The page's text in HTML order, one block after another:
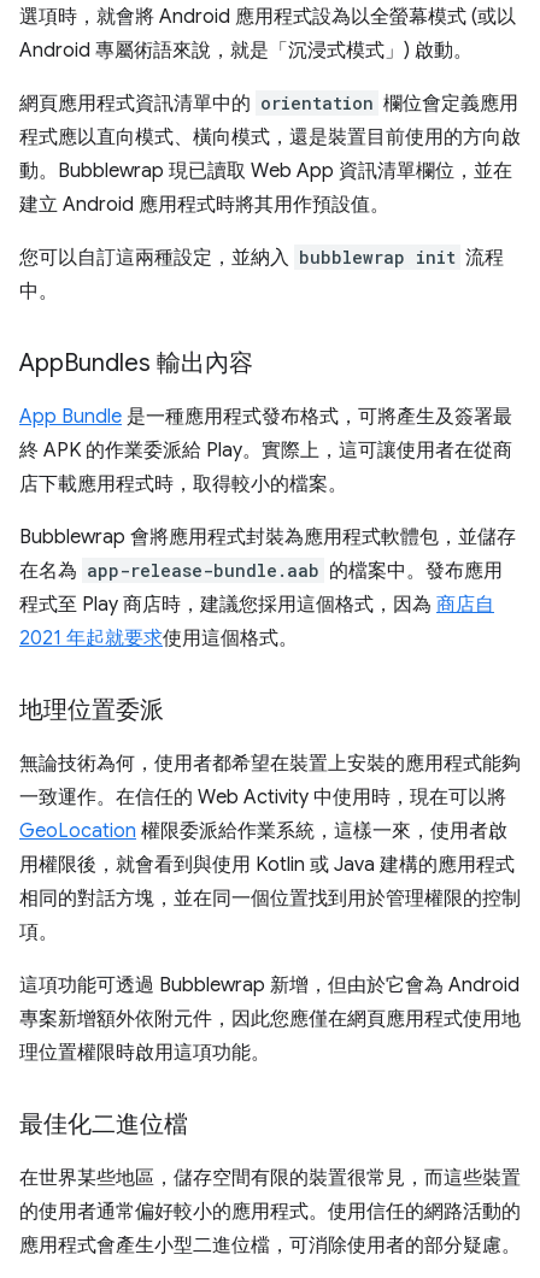
選項時，就會將 Android 應用程式設為以全螢幕模式 (或以
Android 專屬術語來說，就是「沉浸式模式」 ) 啟動。
網頁應用程式資訊清單中的 orientation 欄位會定義應用
程式應以直向模式、橫向模式，還是裝置目前使用的方向啟
動。Bubblewrap 現已讀取 Web App 資訊清單欄位，並在
建立 Android 應用程式時將其用作預設值。
您可以自訂這兩種設定，並納入 bubblewrap init 流程
中。
AppBundles 輸出內容
App Bundle 是一種應用程式發布格式，可將產生及簽署最
終 APK 的作業委派給 Play。實際上，這可讓使用者在從商
店下載應用程式時，取得較小的檔案。
Bubblewrap 會將應用程式封裝為應用程式軟體包，並儲存
在名為 app-release-bundle.aab 的檔案中。發布應用
程式至 Play 商店時，建議您採用這個格式，因為 商店自
2021 年起就要求使用這個格式。
地理位置委派
無論技術為何，使用者都希望在裝置上安裝的應用程式能夠
一致運作。在信任的 Web Activity 中使用時，現在可以將
GeoLocation 權限委派給作業系統，這樣一來，使用者啟
用權限後，就會看到與使用 Kotlin 或 Java 建構的應用程式
相同的對話方塊，並在同一個位置找到用於管理權限的控制
項。
這項功能可透過 Bubblewrap 新增，但由於它會為 Android
專案新增額外依附元件，因此您應僅在網頁應用程式使用地
理位置權限時啟用這項功能。
最佳化二進位檔
在世界某些地區，儲存空間有限的裝置很常見，而這些裝置
的使用者通常偏好較小的應用程式。使用信任的網路活動的
應用程式會產生小型二進位檔，可消除使用者的部分疑慮。